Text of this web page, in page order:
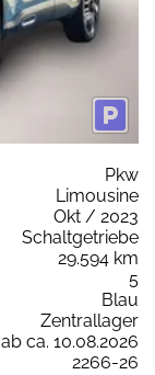
Pkw
Limousine
Okt / 2023
Schaltgetriebe
29.594 km
5
Blau
Zentrallager
ab ca. 10.08.2026
2266-26